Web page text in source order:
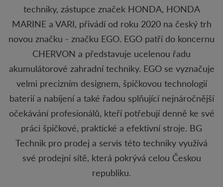
techniky, zástupce značek HONDA, HONDA
MARINE a VARI, přivádí od roku 2020 na český trh
novou značku - značku EGO. EGO patří do koncernu
CHERVON a představuje ucelenou řadu
akumulátorové zahradní techniky. EGO se vyznačuje
velmi precizním designem, špičkovou technologií
baterií a nabíjení a také řadou splňující nejnáročnější
očekávání profesionálů, kteří potřebují denně ke své
práci špičkové, praktické a efektivní stroje. BG
Technik pro prodej a servis této techniky využívá
své prodejní sítě, která pokrývá celou Českou
republiku.